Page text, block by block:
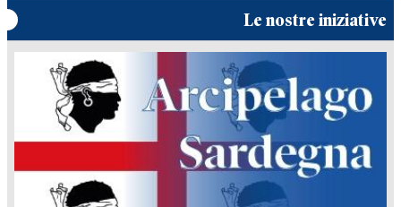
Le nostre iniziative